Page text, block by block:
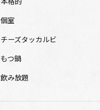
個室
チーズタッカルビ
もつ鍋
飲み放題